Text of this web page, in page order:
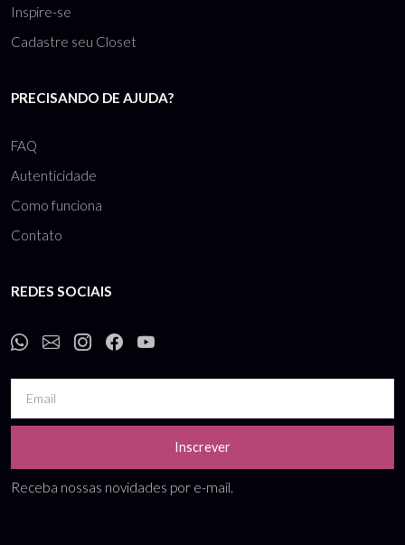
Inspire-se
Cadastre seu Closet
PRECISANDO DE AJUDA?
FAQ
Autenticidade
Como funciona
Contato
REDES SOCIAIS
Inscrever
Receba nossas novidades por e-mail.